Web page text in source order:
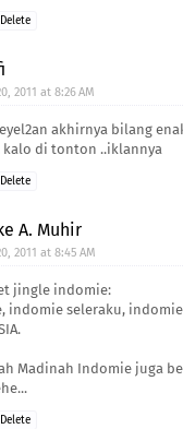
Delete
2011 at 8:26 AM
akhirnya bilang
kalo di tonton ..iklannya
Delete
A. Muhir
2011 at 8:45 AM
jingle indomie:
indomie seleraku,
Madinah Indomie juga
Delete